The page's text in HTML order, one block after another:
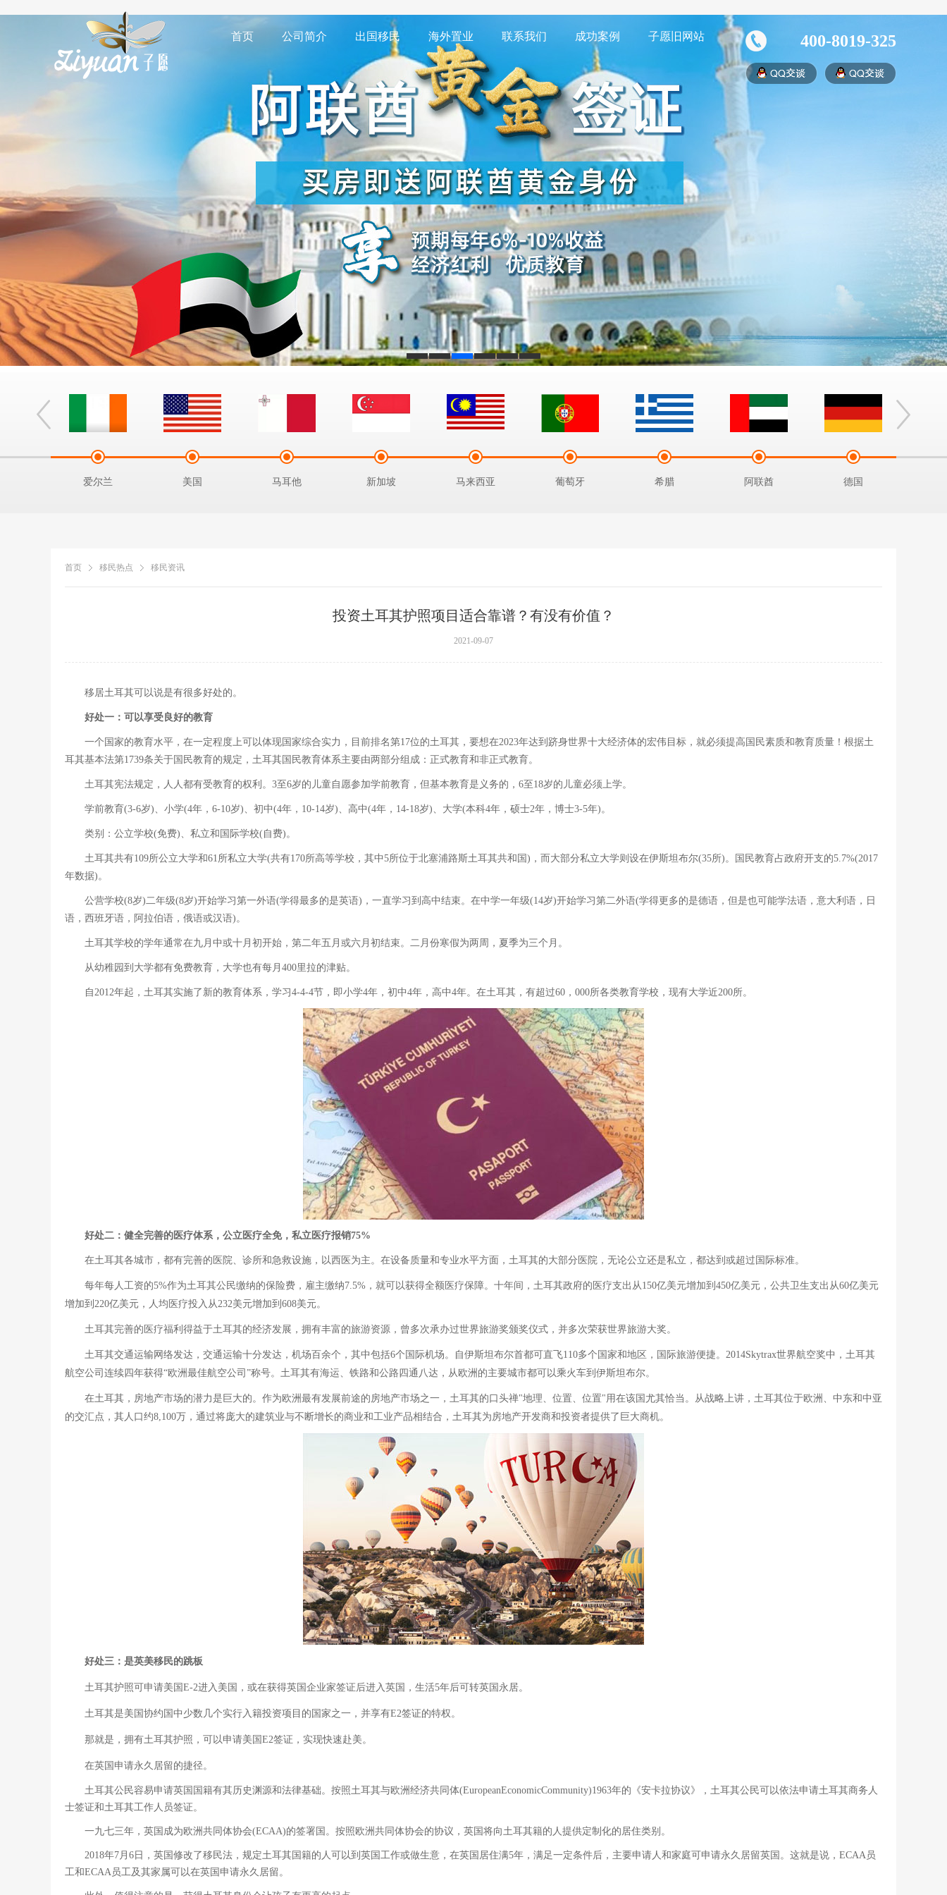
首页 公司简介 出国移民 海外置业 联系我们 成功案例 子愿旧网站 400-8019-325
爱尔兰 美国 马耳他 新加坡 马来西亚 葡萄牙 希腊 阿联酋 德国
首页 移民热点 移民资讯
投资土耳其护照项目适合靠谱？有没有价值？
2021-09-07
移居土耳其可以说是有很多好处的。
好处一：可以享受良好的教育
一个国家的教育水平，在一定程度上可以体现国家综合实力，目前排名第17位的土耳其，要想在2023年达到跻身世界十大经济体的宏伟目标，就必须提高国民素质和教育质量！根据土
耳其基本法第1739条关于国民教育的规定，土耳其国民教育体系主要由两部分组成：正式教育和非正式教育。
土耳其宪法规定，人人都有受教育的权利。3至6岁的儿童自愿参加学前教育，但基本教育是义务的，6至18岁的儿童必须上学。
学前教育(3-6岁)、小学(4年，6-10岁)、初中(4年，10-14岁)、高中(4年，14-18岁)、大学(本科4年，硕士2年，博士3-5年)。
类别：公立学校(免费)、私立和国际学校(自费)。
土耳其共有109所公立大学和61所私立大学(共有170所高等学校，其中5所位于北塞浦路斯土耳其共和国)，而大部分私立大学则设在伊斯坦布尔(35所)。国民教育占政府开支的5.7%(2017
年数据)。
公营学校(8岁)二年级(8岁)开始学习第一外语(学得最多的是英语)，一直学习到高中结束。在中学一年级(14岁)开始学习第二外语(学得更多的是德语，但是也可能学法语，意大利语，日
语，西班牙语，阿拉伯语，俄语或汉语)。
土耳其学校的学年通常在九月中或十月初开始，第二年五月或六月初结束。二月份寒假为两周，夏季为三个月。
从幼稚园到大学都有免费教育，大学也有每月400里拉的津贴。
自2012年起，土耳其实施了新的教育体系，学习4-4-4节，即小学4年，初中4年，高中4年。在土耳其，有超过60，000所各类教育学校，现有大学近200所。
好处二：健全完善的医疗体系，公立医疗全免，私立医疗报销75%
在土耳其各城市，都有完善的医院、诊所和急救设施，以西医为主。在设备质量和专业水平方面，土耳其的大部分医院，无论公立还是私立，都达到或超过国际标准。
每年每人工资的5%作为土耳其公民缴纳的保险费，雇主缴纳7.5%，就可以获得全额医疗保障。十年间，土耳其政府的医疗支出从150亿美元增加到450亿美元，公共卫生支出从60亿美元
增加到220亿美元，人均医疗投入从232美元增加到608美元。
土耳其完善的医疗福利得益于土耳其的经济发展，拥有丰富的旅游资源，曾多次承办过世界旅游奖颁奖仪式，并多次荣获世界旅游大奖。
土耳其交通运输网络发达，交通运输十分发达，机场百余个，其中包括6个国际机场。自伊斯坦布尔首都可直飞110多个国家和地区，国际旅游便捷。2014Skytrax世界航空奖中，土耳其
航空公司连续四年获得“欧洲最佳航空公司”称号。土耳其有海运、铁路和公路四通八达，从欧洲的主要城市都可以乘火车到伊斯坦布尔。
在土耳其，房地产市场的潜力是巨大的。作为欧洲最有发展前途的房地产市场之一，土耳其的口头禅"地理、位置、位置"用在该国尤其恰当。从战略上讲，土耳其位于欧洲、中东和中亚
的交汇点，其人口约8,100万，通过将庞大的建筑业与不断增长的商业和工业产品相结合，土耳其为房地产开发商和投资者提供了巨大商机。
好处三：是英美移民的跳板
土耳其护照可申请美国E-2进入美国，或在获得英国企业家签证后进入英国，生活5年后可转英国永居。
土耳其是美国协约国中少数几个实行入籍投资项目的国家之一，并享有E2签证的特权。
那就是，拥有土耳其护照 ，可以申请美国E2签证，实现快速赴美。
在英国申请永久居留的捷径。
土耳其公民容易申请英国国籍有其历史渊源和法律基础。按照土耳其与欧洲经济共同体(EuropeanEconomicCommunity)1963年的《安卡拉协议》，土耳其公民可以依法申请土耳其商务人
士签证和土耳其工作人员签证。
一九七三年，英国成为欧洲共同体协会(ECAA)的签署国。按照欧洲共同体协会的协议，英国将向土耳其籍的人提供定制化的居住类别。
2018年7月6日，英国修改了移民法，规定土耳其国籍的人可以到英国工作或做生意，在英国居住满5年，满足一定条件后，主要申请人和家庭可申请永久居留英国。这就是说，ECAA员
工和ECAA员工及其家属可以在英国申请永久居留。